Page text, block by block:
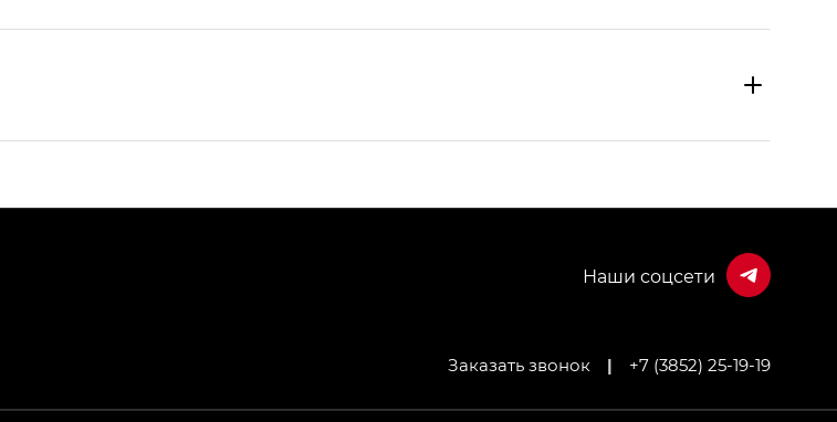
Экс ПРЕМИУМ — EX PREMIUM
Заказать звонок | +7 (3852) 25-19-19